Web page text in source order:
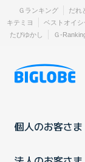
Ｇランキング だれ
キテミヨ
ベストオイシ
たびゆかし
Ｇ-
個人のお客さま